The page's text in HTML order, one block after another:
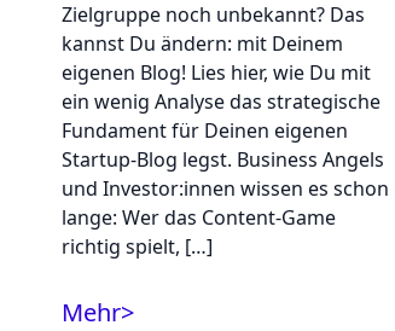
Zielgruppe noch unbekannt? Das
kannst Du ändern: mit Deinem
eigenen Blog! Lies hier, wie Du mit
ein wenig Analyse das strategische
Fundament für Deinen eigenen
Startup-Blog legst. Business Angels
und Investor:innen wissen es schon
lange: Wer das Content-Game
richtig spielt, […]
Mehr>